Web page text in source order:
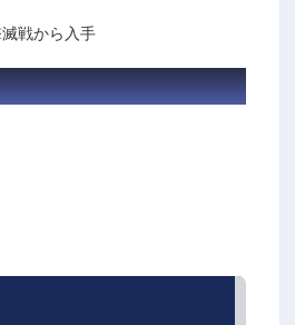
戦から入手